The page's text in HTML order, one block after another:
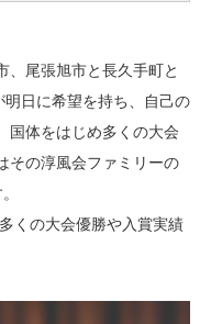
、尾張旭市と長久手町と
日に希望を持ち、自己の
国体をはじめ多くの大会
その淳風会ファミリーの
くの大会優勝や入賞実績